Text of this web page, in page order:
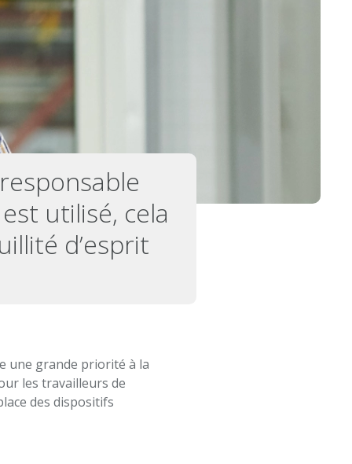
utilisé, cela
d’esprit
une grande priorité à la
les travailleurs de
des dispositifs